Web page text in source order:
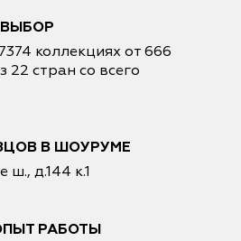
коллекциях от 666
22 стран со всего
В ШОУРУМЕ
д.144 к.1
РАБОТЫ